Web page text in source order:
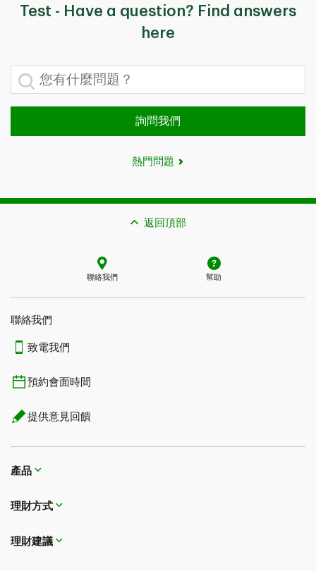
Test - Have a question? Find answers
here
您有什麼問題？
詢問我們
熱門問題
返回頂部
聯絡我們 幫助
聯絡我們
致電我們
預約會面時間
提供意見回饋
產品
理財方式​​​​​​​
理財建議